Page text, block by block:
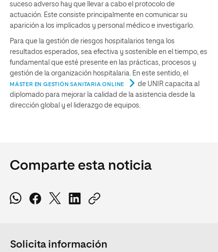
suceso adverso hay que llevar a cabo el protocolo de
actuación. Este consiste principalmente en comunicar su
aparición a los implicados y personal médico e investigarlo.
Para que la gestión de riesgos hospitalarios tenga los
resultados esperados, sea efectiva y sostenible en el tiempo, es
fundamental que esté presente en las prácticas, procesos y
gestión de la organización hospitalaria. En este sentido, el
MÁSTER EN GESTIÓN SANITARIA ONLINE
de UNIR capacita al
diplomado para mejorar la calidad de la asistencia desde la
dirección global y el liderazgo de equipos.
Comparte esta noticia
Solicita información